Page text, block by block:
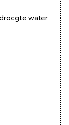
water